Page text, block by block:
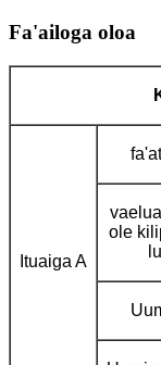
Fa'ailoga oloa
Ituaiga A
ole